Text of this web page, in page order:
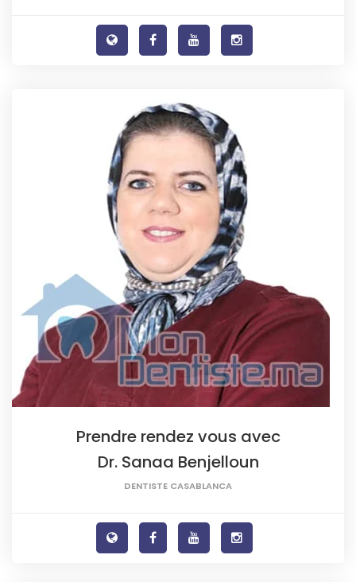
Prendre rendez vous avec
Dr. Sanaa Benjelloun
DENTISTE CASABLANCA